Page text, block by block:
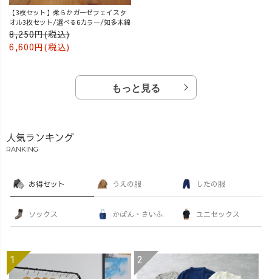
【3枚セット】柔らかガーゼフェイスタ
オル3枚セット/選べる6カラー/知多木綿
8,250円(税込)
6,600円(税込)
もっと見る
人気ランキング
RANKING
お得セット うえの服 したの服
ソックス かばん・さいふ ユニセックス